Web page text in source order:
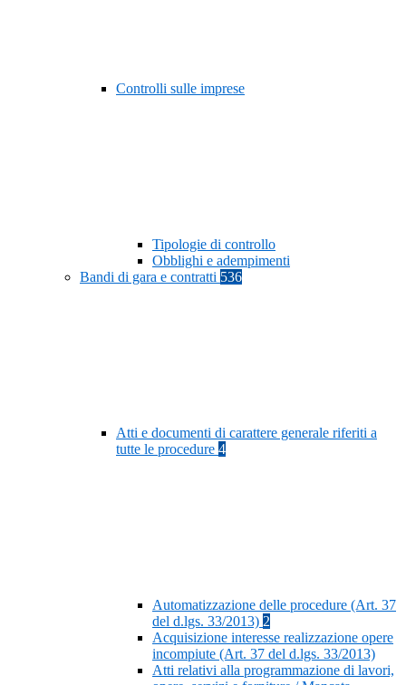
Controlli sulle imprese
Tipologie di controllo
Obblighi e adempimenti
Bandi di gara e contratti 536
Atti e documenti di carattere generale riferiti a
tutte le procedure 4
Automatizzazione delle procedure (Art. 37
del d.lgs. 33/2013) 2
Acquisizione interesse realizzazione opere
incompiute (Art. 37 del d.lgs. 33/2013)
Atti relativi alla programmazione di lavori,